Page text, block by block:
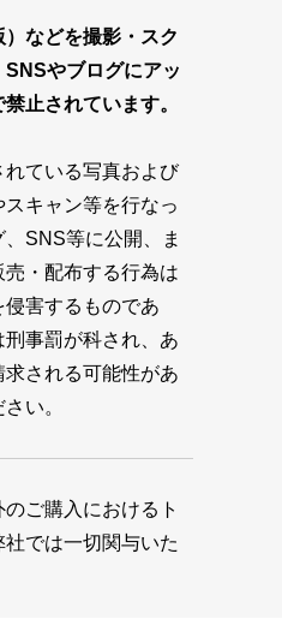
などを撮影・スク
SNSやブログにアッ
止されています。
ている写真および
キャン等を行なっ
SNS等に公開、ま
・配布する行為は
害するものであ
刑事罰が科され、あ
される可能性があ
い。
ご購入におけるト
では一切関与いた